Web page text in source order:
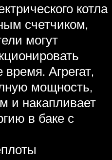
котла
счетчиком,
могут
Агрегат,
мощность,
и накапливает
в баке с